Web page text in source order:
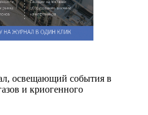
освещающий события в
и криогенного